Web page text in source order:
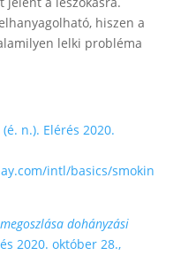
hiszen a
lelki probléma
(é. n.). Elérés 2020.
intl/basics/smokin
dohányzási
2020. október 28.,